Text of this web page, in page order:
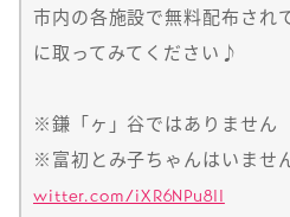
市内の各施設で無料配布され
に取ってみてください♪
※鎌「ヶ」谷ではありません
※富初とみ子ちゃんはいませ
witter.com/iXR6NPu8II